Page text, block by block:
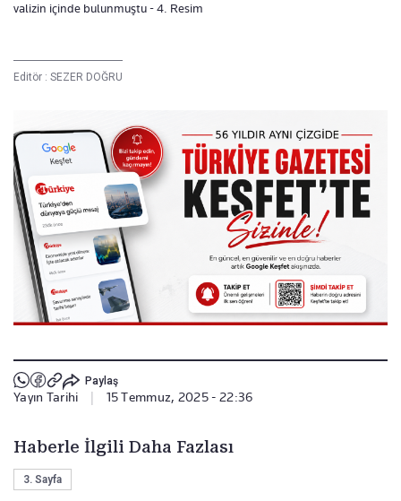
valizin içinde bulunmuştu - 4. Resim
Editör : SEZER DOĞRU
Paylaş
Yayın Tarihi 15 Temmuz, 2025 - 22:36
Haberle İlgili Daha Fazlası
3. Sayfa